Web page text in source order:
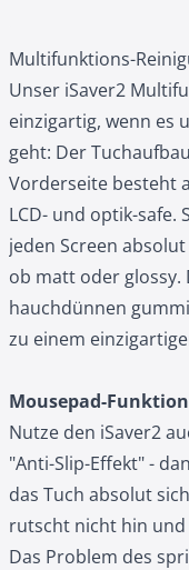
Multifunktions-
Unser iSaver2
einzigartig, wenn es
geht: Der
Vorderseite besteht
LCD- und optik-safe.
jeden Screen
ob matt oder glossy.
hauchdünnen
zu einem
Mousepad-Funktion
Nutze den iSaver2
"Anti-Slip-Effekt" -
das Tuch absolut
rutscht nicht hin und
Das Problem des